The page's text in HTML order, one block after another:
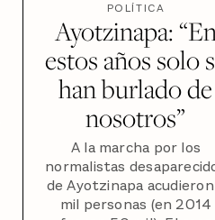
POLÍTICA
Ayotzinapa:
estos años solo
han burlado de
nosotros”
A la marcha por los
normalistas
de Ayotzinapa
mil personas (en 2014